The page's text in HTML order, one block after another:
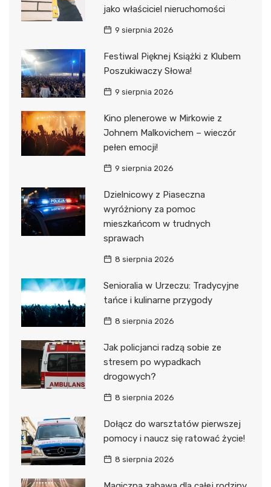
jako właściciel nieruchomości
9 sierpnia 2026
Festiwal Pięknej Książki z Klubem
Poszukiwaczy Słowa!
9 sierpnia 2026
Kino plenerowe w Mirkowie z
Johnem Malkovichem – wieczór
pełen emocji!
9 sierpnia 2026
Dzielnicowy z Piaseczna
wyróżniony za pomoc
mieszkańcom w trudnych
sprawach
8 sierpnia 2026
Senioralia w Urzeczu: Tradycyjne
tańce i kulinarne przygody
8 sierpnia 2026
Jak policjanci radzą sobie ze
stresem po wypadkach
drogowych?
8 sierpnia 2026
Dołącz do warsztatów pierwszej
pomocy i naucz się ratować życie!
8 sierpnia 2026